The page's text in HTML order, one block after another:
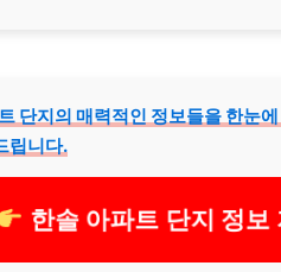
단지의 매력적인 정보들을 한눈
립니다.
한솔 아파트 단지 정보